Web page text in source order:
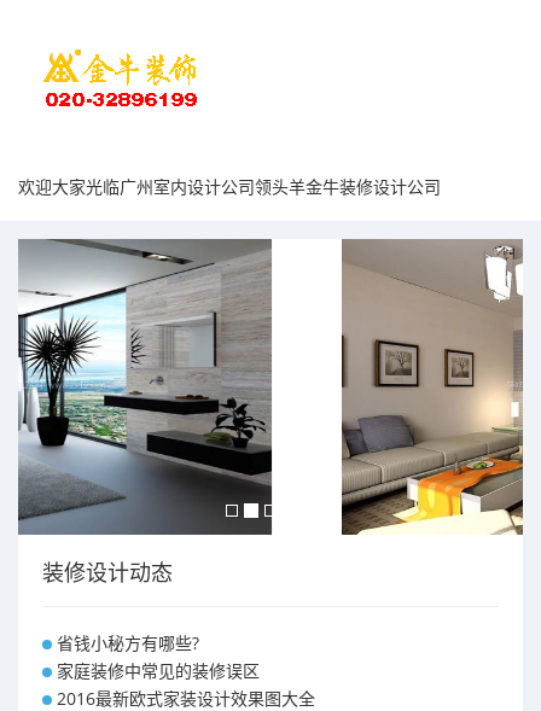
欢迎大家光临广州室内设计公司领头羊金牛装修设计公司
装修设计动态
省钱小秘方有哪些?
家庭装修中常见的装修误区
2016最新欧式家装设计效果图大全